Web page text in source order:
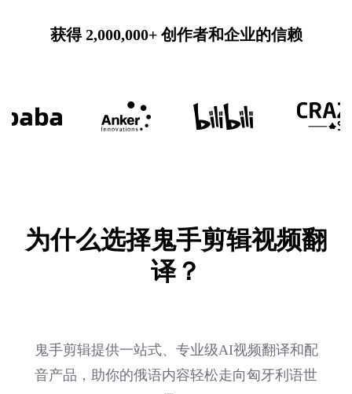
获得 2,000,000+ 创作者和企业的信赖
为什么选择鬼手剪辑视频翻
译？
鬼手剪辑提供一站式、专业级AI视频翻译和配
音产品，助你的俄语内容轻松走向匈牙利语世